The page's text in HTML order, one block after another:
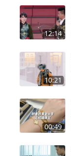
12:14
10:21
00:49